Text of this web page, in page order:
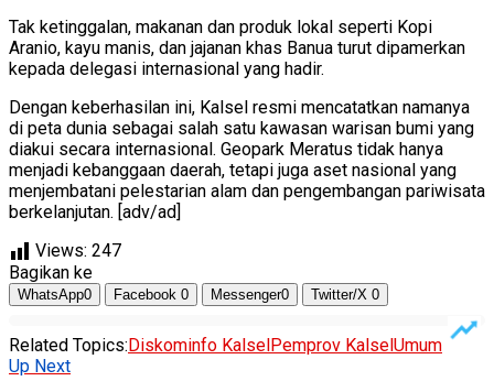
Tak ketinggalan, makanan dan produk lokal seperti Kopi
Aranio, kayu manis, dan jajanan khas Banua turut dipamerkan
kepada delegasi internasional yang hadir.
Dengan keberhasilan ini, Kalsel resmi mencatatkan namanya
di peta dunia sebagai salah satu kawasan warisan bumi yang
diakui secara internasional. Geopark Meratus tidak hanya
menjadi kebanggaan daerah, tetapi juga aset nasional yang
menjembatani pelestarian alam dan pengembangan pariwisata
berkelanjutan. [adv/ad]
Views: 247
Bagikan ke
WhatsApp0 Facebook 0 Messenger0 Twitter/X 0
Related Topics:Diskominfo KalselPemprov KalselUmum
Up Next